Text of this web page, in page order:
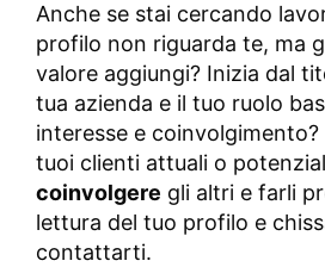
Anche se stai cercando
profilo non riguarda te, ma
valore aggiungi? Inizia dal
tua azienda e il tuo ruolo
interesse e coinvolgimento?
tuoi clienti attuali o
coinvolgere gli altri e farli
lettura del tuo profilo e
contattarti.